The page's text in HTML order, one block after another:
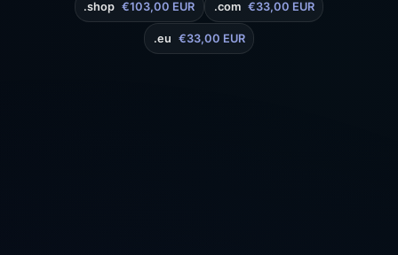
.shop €103,00 EUR .com €33,00 EUR
.eu €33,00 EUR